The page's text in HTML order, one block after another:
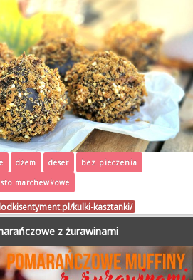
dżem deser
bez pieczenia
marchewkowe
kulki-kasztanki/
z żurawinami